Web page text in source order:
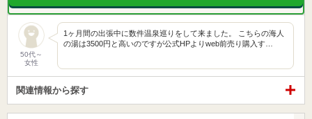
50代～
女性
1ヶ月間の出張中に数件温泉巡りをして来ました。 こちらの海人
の湯は3500円と高いのですが公式HPよりweb前売り購入す…
関連情報から探す